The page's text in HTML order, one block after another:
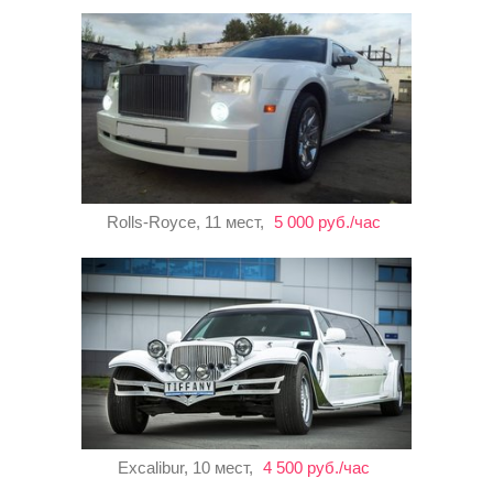
Rolls-Royce, 11 мест, 5 000 руб./час
Excalibur, 10 мест, 4 500 руб./час